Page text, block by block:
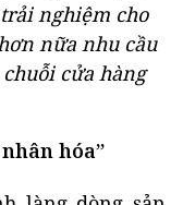
nghiệm cho
nữa nhu cầu
cửa hàng
hóa”